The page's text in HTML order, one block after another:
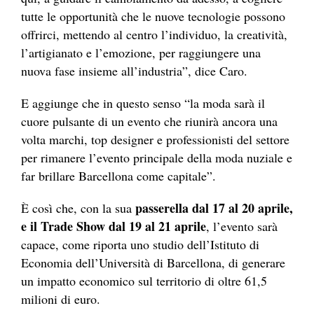
tutte le opportunità che le nuove tecnologie possono
offrirci, mettendo al centro l’individuo, la creatività,
l’artigianato e l’emozione, per raggiungere una
nuova fase insieme all’industria”, dice Caro.
E aggiunge che in questo senso “la moda sarà il
cuore pulsante di un evento che riunirà ancora una
volta marchi, top designer e professionisti del settore
per rimanere l’evento principale della moda nuziale e
far brillare Barcellona come capitale”.
È così che, con la sua passerella dal 17 al 20 aprile,
e il Trade Show dal 19 al 21 aprile, l’evento sarà
capace, come riporta uno studio dell’Istituto di
Economia dell’Università di Barcellona, di generare
un impatto economico sul territorio di oltre 61,5
milioni di euro.